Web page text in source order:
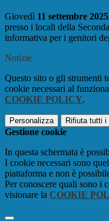
Giovedì 11 settembre
presso i locali della
informativa per i genitori
Notizie
Questo sito o gli strumenti
cookie necessari al
COOKIE POLICY.
Personalizza Rifiuta tutti i
Gestione cookie
In questa schermata è
I cookie necessari sono
piattaforma e non è
Per conoscere quali sono i
visionare la COOKIE